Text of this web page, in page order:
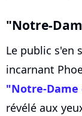
"Notre-
Le public s'en
incarnant
"Notre-Dame
révélé aux